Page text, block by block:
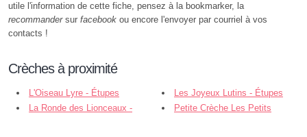
utile l'information de cette fiche, pensez à la bookmarker, la
recommandersur facebook ou encore l'envoyer par courriel à vos
contacts !
Crèches à proximité
L'Oiseau Lyre - Étupes
Les Joyeux Lutins - Étupes
La Ronde des Lionceaux -
Petite Crèche Les Petits